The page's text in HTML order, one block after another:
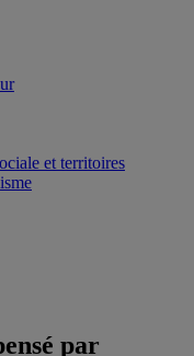
et territoires
par